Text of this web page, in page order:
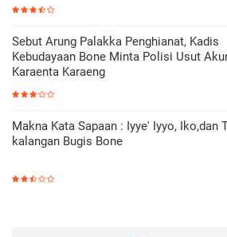
Sebut Arung Palakka Penghianat, Kadis
Kebudayaan Bone Minta Polisi Usut
Karaenta Karaeng
Makna Kata Sapaan : Iyye' Iyyo, Iko,dan
kalangan Bugis Bone